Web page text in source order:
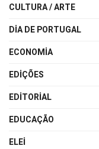
CULTURA / ARTE
DIA DE PORTUGAL
ECONOMIA
EDIÇÕES
EDITORIAL
EDUCAÇÃO
ELEI